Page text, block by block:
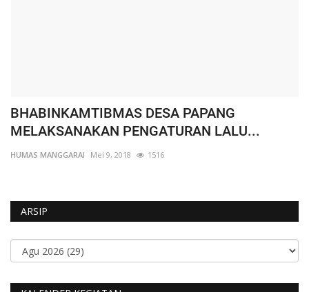
BHABINKAMTIBMAS DESA PAPANG
MELAKSANAKAN PENGATURAN LALU...
HUMAS MANGGARAI Mei 9, 2018 1516
ARSIP